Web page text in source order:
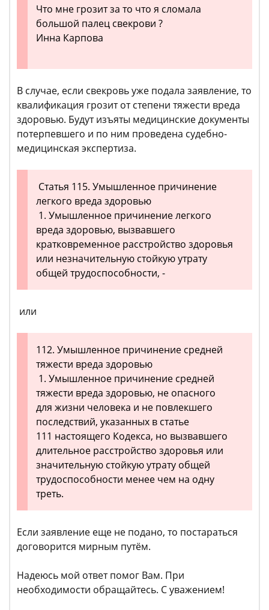
Что мне грозит за то что я сломала
большой палец свекрови ?
Инна Карпова
В случае, если свекровь уже подала заявление, то
квалификация грозит от степени тяжести вреда
здоровью. Будут изъяты медицинские документы
потерпевшего и по ним проведена судебно-
медицинская экспертиза.
Статья 115. Умышленное причинение
легкого вреда здоровью
1. Умышленное причинение легкого
вреда здоровью, вызвавшего
кратковременное расстройство здоровья
или незначительную стойкую утрату
общей трудоспособности, -
или
112. Умышленное причинение средней
тяжести вреда здоровью
1. Умышленное причинение средней
тяжести вреда здоровью, не опасного
для жизни человека и не повлекшего
последствий, указанных в статье
111 настоящего Кодекса, но вызвавшего
длительное расстройство здоровья или
значительную стойкую утрату общей
трудоспособности менее чем на одну
треть.
Если заявление еще не подано, то постараться
договорится мирным путём.
Надеюсь мой ответ помог Вам. При
необходимости обращайтесь. С уважением!